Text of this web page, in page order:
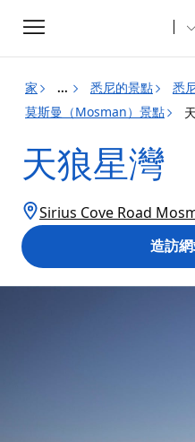
Toggle
navigation
家 ... 悉尼的景點 悉
莫斯曼（Mosman）景點
天狼星灣
Sirius Cove Road
造訪